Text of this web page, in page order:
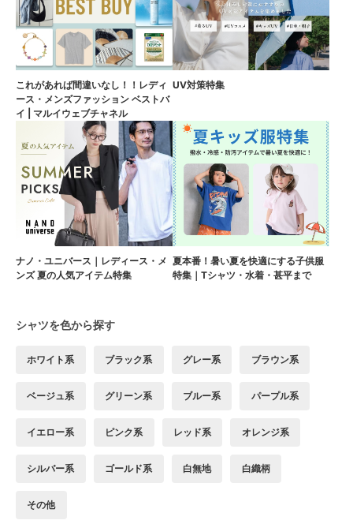
これがあれば間違いなし！！レディ
ース・メンズファッション ベストバ
イ | マルイウェブチャネル
UV対策特集
ナノ・ユニバース｜レディース・メ
ンズ 夏の人気アイテム特集
夏本番！暑い夏を快適にする子供服
特集｜Tシャツ・水着・甚平まで
シャツを色から探す
ホワイト系 ブラック系 グレー系 ブラウン系
ベージュ系 グリーン系 ブルー系 パープル系
イエロー系 ピンク系 レッド系 オレンジ系
シルバー系 ゴールド系 白無地 白織柄
その他